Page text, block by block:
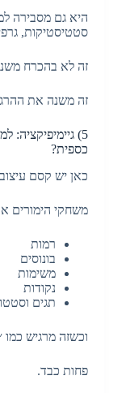
היא גם מסבירה
סטטיסטיקות,
זה לא בהכרח
זה משנה את
5)
כספית?
כאן יש קסם
משחקי הימורים
רמות
בונוסים
משימות
נקודות
תגים
וכשזה מרגיש
פחות כבד.